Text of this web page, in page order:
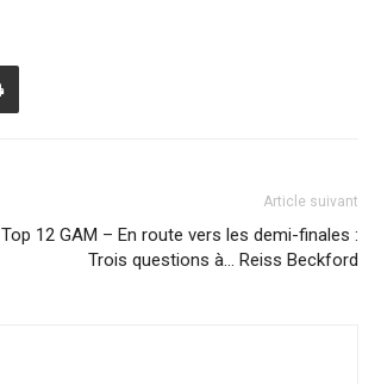
Article suivant
Top 12 GAM – En route vers les demi-finales :
Trois questions à… Reiss Beckford